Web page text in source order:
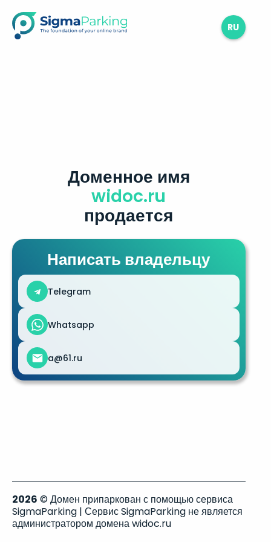
RU
Доменное имя
widoc.ru
продается
Написать владельцу
Telegram
Whatsapp
a@61.ru
2026 © Домен припаркован с помощью сервиса
SigmaParking | Сервис SigmaParking не является
администратором домена widoc.ru